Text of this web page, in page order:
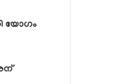
യോഗം